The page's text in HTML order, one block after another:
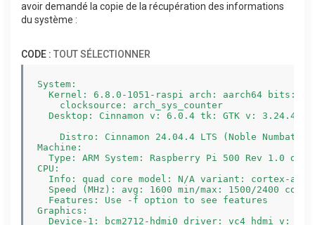
avoir demandé la copie de la récupération des informations
du système :
CODE : TOUT SÉLECTIONNER
System:
Kernel: 6.8.0-1051-raspi arch: aarch64 bits:
    clocksource: arch_sys_counter
Desktop: Cinnamon v: 6.0.4 tk: GTK v: 3.24.41
Distro: Cinnamon 24.04.4 LTS (Noble Numbat)
Machine:
Type: ARM System: Raspberry Pi 500 Rev 1.0
CPU:
Info: quad core model: N/A variant: cortex-a76
Speed (MHz): avg: 1600 min/max: 1500/2400
  Features: Use -f option to see features
Graphics:
Device-1: bcm2712-hdmi0 driver: vc4_hdmi v: N/